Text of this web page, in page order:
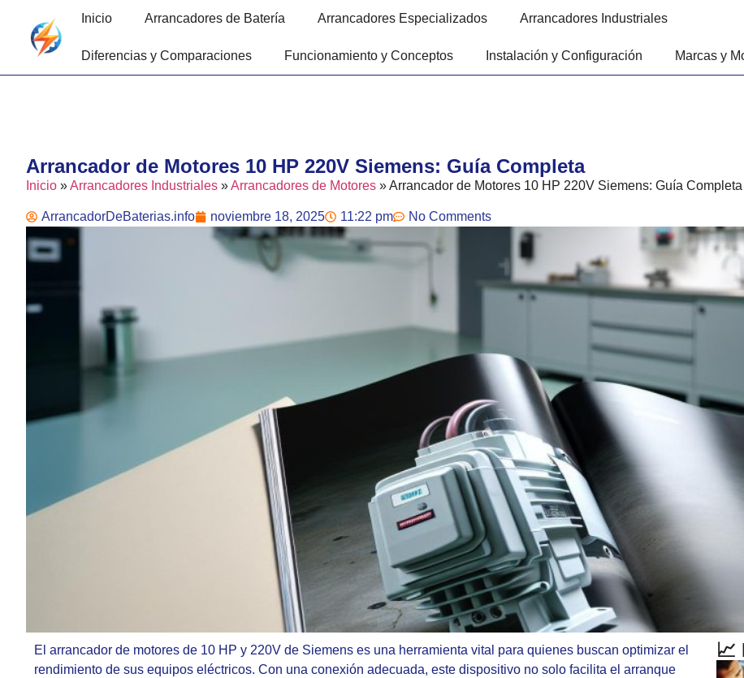
Inicio Arrancadores de Batería Arrancadores Especializados Arrancadores Industriales
Diferencias y Comparaciones Funcionamiento y Conceptos Instalación y Configuración Marcas y
Arrancador de Motores 10 HP 220V Siemens: Guía Completa
Inicio »Arrancadores Industriales »Arrancadores de Motores »Arrancador de Motores 10 HP 220V Siemens: Guía Completa
ArrancadorDeBaterias.info noviembre 18, 2025 11:22 pm No Comments
El arrancador de motores de 10 HP y 220V de Siemens es una herramienta vital para quienes buscan optimizar el
rendimiento de sus equipos eléctricos. Con una conexión adecuada, este dispositivo no solo facilita el arranque
📈